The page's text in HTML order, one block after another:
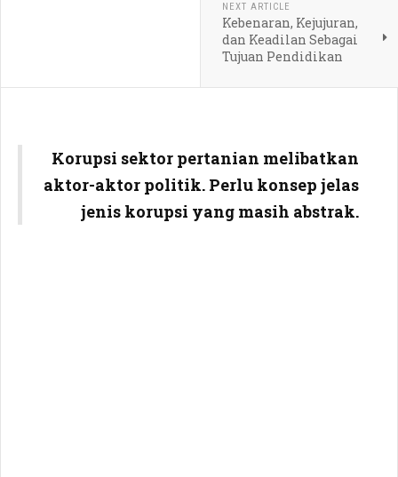
NEXT ARTICLE
Kebenaran, Kejujuran,
dan Keadilan Sebagai
Tujuan Pendidikan
Korupsi sektor pertanian melibatkan
aktor-aktor politik. Perlu konsep jelas
jenis korupsi yang masih abstrak.